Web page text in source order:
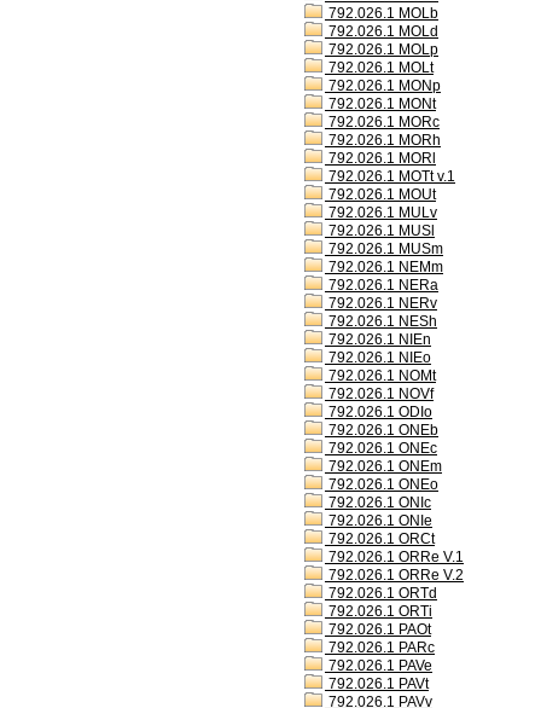
792.026.1 MOLb
792.026.1 MOLd
792.026.1 MOLp
792.026.1 MOLt
792.026.1 MONp
792.026.1 MONt
792.026.1 MORc
792.026.1 MORh
792.026.1 MORl
792.026.1 MOTt v.1
792.026.1 MOUt
792.026.1 MULv
792.026.1 MUSl
792.026.1 MUSm
792.026.1 NEMm
792.026.1 NERa
792.026.1 NERv
792.026.1 NESh
792.026.1 NIEn
792.026.1 NIEo
792.026.1 NOMt
792.026.1 NOVf
792.026.1 ODIo
792.026.1 ONEb
792.026.1 ONEc
792.026.1 ONEm
792.026.1 ONEo
792.026.1 ONIc
792.026.1 ONIe
792.026.1 ORCt
792.026.1 ORRe V.1
792.026.1 ORRe V.2
792.026.1 ORTd
792.026.1 ORTi
792.026.1 PAOt
792.026.1 PARc
792.026.1 PAVe
792.026.1 PAVt
792.026.1 PAVv